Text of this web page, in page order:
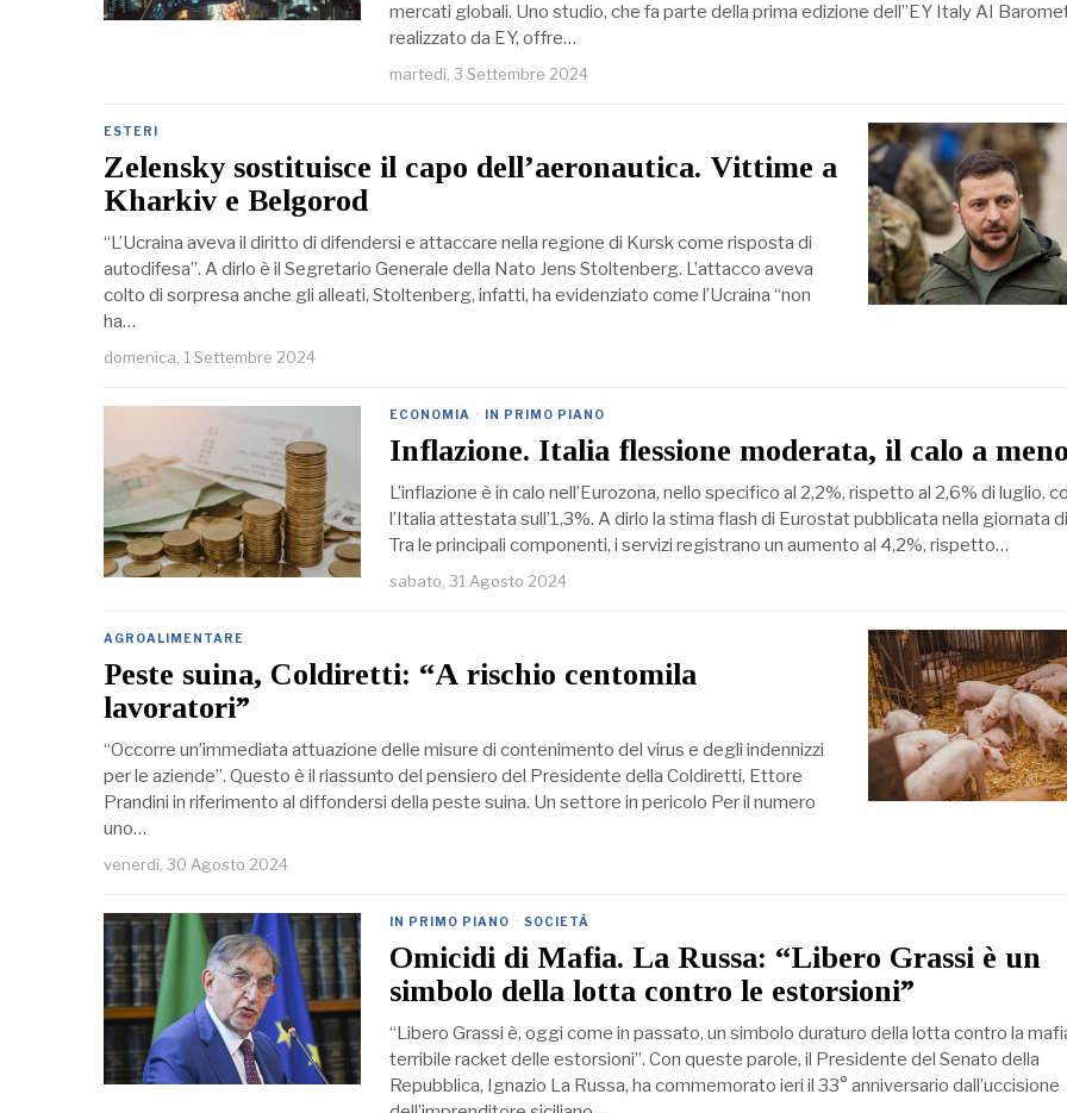
mercati globali. Uno studio, che fa parte della prima edizione dell’’EY Italy AI
realizzato da EY, offre…
martedì, 3 Settembre 2024
ESTERI
Zelensky sostituisce il capo dell’aeronautica. Vittime a
Kharkiv e Belgorod
“L’Ucraina aveva il diritto di difendersi e attaccare nella regione di Kursk come risposta di
autodifesa”. A dirlo è il Segretario Generale della Nato Jens Stoltenberg. L’attacco aveva
colto di sorpresa anche gli alleati, Stoltenberg, infatti, ha evidenziato come l’Ucraina “non
ha…
domenica, 1 Settembre 2024
ECONOMIA · IN PRIMO PIANO
Inflazione. Italia flessione moderata, il calo a
L’inflazione è in calo nell’Eurozona, nello specifico al 2,2%, rispetto al 2,6% di luglio,
l’Italia attestata sull’1,3%. A dirlo la stima flash di Eurostat pubblicata nella giornata
Tra le principali componenti, i servizi registrano un aumento al 4,2%, rispetto…
sabato, 31 Agosto 2024
AGROALIMENTARE
Peste suina, Coldiretti: “A rischio centomila
lavoratori”
“Occorre un’immediata attuazione delle misure di contenimento del virus e degli indennizzi
per le aziende”. Questo è il riassunto del pensiero del Presidente della Coldiretti, Ettore
Prandini in riferimento al diffondersi della peste suina. Un settore in pericolo Per il numero
uno…
venerdì, 30 Agosto 2024
IN PRIMO PIANO · SOCIETÀ
Omicidi di Mafia. La Russa: “Libero Grassi è un
simbolo della lotta contro le estorsioni”
“Libero Grassi è, oggi come in passato, un simbolo duraturo della lotta contro la
terribile racket delle estorsioni”. Con queste parole, il Presidente del Senato della
Repubblica, Ignazio La Russa, ha commemorato ieri il 33° anniversario dall’uccisione